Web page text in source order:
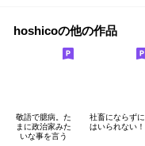
hoshicoの他の作品
敬語で臆病。た
まに政治家みた
いな事を言う
社畜にならずに
はいられない！